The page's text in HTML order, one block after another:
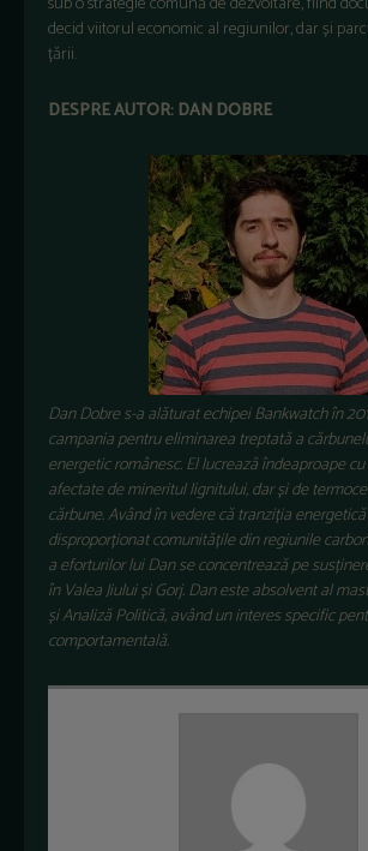
decid viitorul economic al regiunilor, dar și
țării.
DESPRE AUTOR: DAN DOBRE
Dan Dobre s-a alăturat echipei Bankwatch în
campania pentru eliminarea treptată a
energetic românesc. El lucrează îndeaproape
afectate de mineritul lignitului, dar și de
cărbune. Având în vedere că tranziția
disproporționat comunitățile din regiunile
a eforturilor lui Dan se concentrează pe
în Valea Jiului și Gorj. Dan este absolvent al
și Analiză Politică, având un interes specific
comportamentală.